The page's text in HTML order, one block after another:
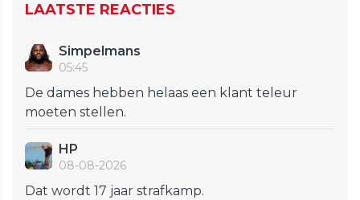
LAATSTE REACTIES
Simpelmans
05:45
De dames hebben helaas een klant teleur
moeten stellen.
HP
08-08-2026
Dat wordt 17 jaar strafkamp.